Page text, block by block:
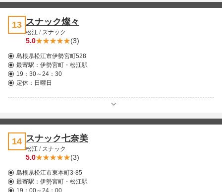
13 スナック燦々
松江 / スナック
5.0 (3)
島根県松江市伊勢宮町528
最寄駅： 伊勢宮町・松江駅
19：30～24：30
定休：日曜日
14 スナック七奈美
松江 / スナック
5.0 (3)
島根県松江市東本町3-85
最寄駅： 伊勢宮町・松江駅
19：00～24：00